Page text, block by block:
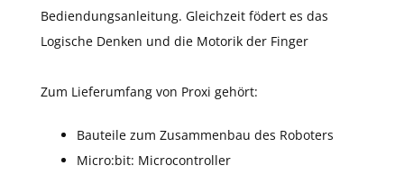
Bediendungsanleitung. Gleichzeit födert es das
Logische Denken und die Motorik der Finger
Zum Lieferumfang von Proxi gehört:
Bauteile zum Zusammenbau des Roboters
Micro:bit: Microcontroller